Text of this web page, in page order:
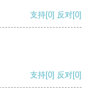
支持[0] 反对[0]
支持[0] 反对[0]